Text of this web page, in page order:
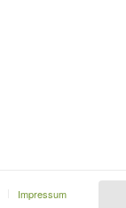
Impressum